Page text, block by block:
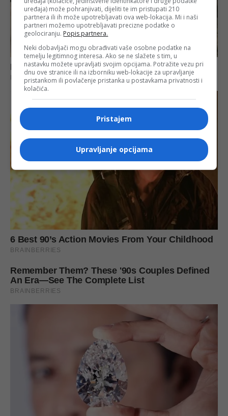
uređaja) može pohranjivati, dijeliti te im pristupati 210
partnera ili ih može upotrebljavati ova web-lokacija. Mi i naši
partneri možemo upotrebljavati precizne podatke o
geolociranju. Popis partnera.
Neki dobavljači mogu obrađivati vaše osobne podatke na
temelju legitimnog interesa. Ako se ne slažete s tim, u
nastavku možete upravljati svojim opcijama. Potražite vezu pri
dnu ove stranice ili na izborniku web-lokacije za upravljanje
pristankom ili povlačenje pristanka u postavkama privatnosti i
kolačića.
Pristajem
Upravljanje opcijama